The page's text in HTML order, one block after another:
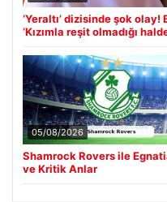
‘Yeraltı’ dizisinde şok
‘Kızımla reşit olmadığı
05/08/2026
Shamrock Rovers ile
ve Kritik Anlar